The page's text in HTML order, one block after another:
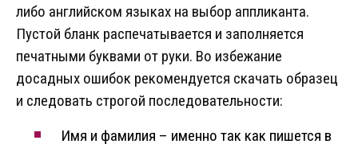
либо английском языках на выбор аппликанта.
Пустой бланк распечатывается и заполняется
печатными буквами от руки. Во избежание
досадных ошибок рекомендуется скачать образец
и следовать строгой последовательности:
Имя и фамилия – именно так как пишется в